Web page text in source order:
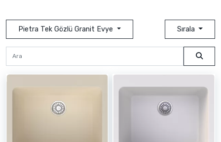
Pietra Tek Gözlü Granit Evye Sırala